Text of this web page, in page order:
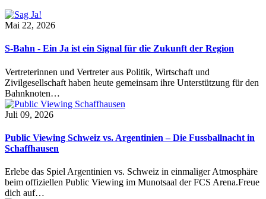
Mai 22, 2026
S-Bahn - Ein Ja ist ein Signal für die Zukunft der Region
Vertreterinnen und Vertreter aus Politik, Wirtschaft und
Zivilgesellschaft haben heute gemeinsam ihre Unterstützung für den
Bahnknoten…
Juli 09, 2026
Public Viewing Schweiz vs. Argentinien – Die Fussballnacht in
Schaffhausen
Erlebe das Spiel Argentinien vs. Schweiz in einmaliger Atmosphäre
beim offiziellen Public Viewing im Munotsaal der FCS Arena.Freue
dich auf…